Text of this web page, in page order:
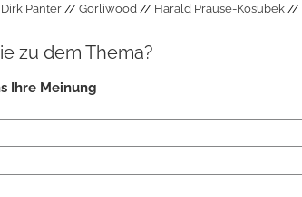
Dirk Panter Görliwood Harald Prause-Kosubek
zu dem Thema?
Ihre Meinung